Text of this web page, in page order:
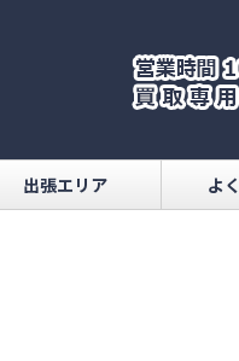
出張エリア よ